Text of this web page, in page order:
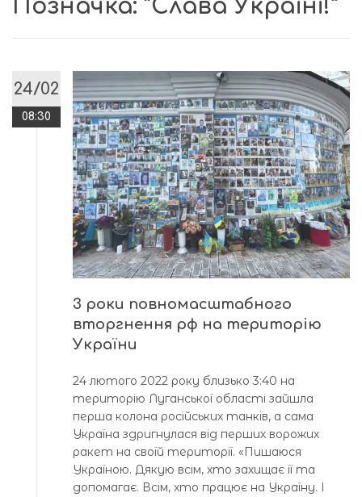
Позначка: “Слава Україні!”
24/02
08:30
3 роки повномасштабного
вторгнення рф на територію
України
24 лютого 2022 року близько 3:40 на
територію Луганської області зайшла
перша колона російських танків, а сама
Україна здригнулася від перших ворожих
ракет на своїй території. «Пишаюся
Україною. Дякую всім, хто захищає її та
допомагає. Всім, хто працює на Україну. І